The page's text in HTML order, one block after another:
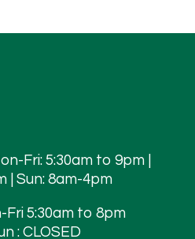
Fri: 5:30am to 9pm |
| Sun: 8am-4pm
Fri 5:30am to 8pm
: CLOSED